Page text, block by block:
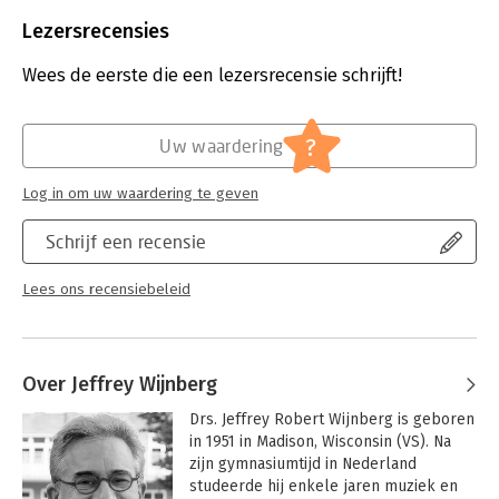
Bestandsformaat:
Uitgever:
Scriptum
Hoofdrubriek:
Lezersrecensies
Wees de eerste die een lezersrecensie schrijft!
Schrijf een recensie
Lees ons recensiebeleid
Uw waardering ?
Log in om uw waardering te geven
Over Jeffrey Wijnberg
Drs. Jeffrey Robert Wijnberg is geboren
in 1951 in Madison, Wisconsin (VS). Na
zijn gymnasiumtijd in Nederland
studeerde hij enkele jaren muziek en